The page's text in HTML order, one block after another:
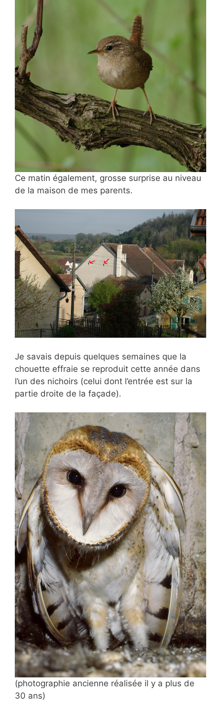
Ce matin également, grosse surprise au niveau
de la maison de mes parents.
Je savais depuis quelques semaines que la
chouette effraie se reproduit cette année dans
l’un des nichoirs (celui dont l’entrée est sur la
partie droite de la façade).
(photographie ancienne réalisée il y a plus de
30 ans)